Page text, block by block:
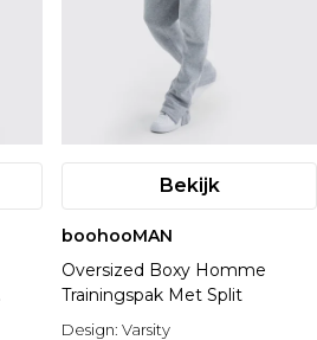
Bekijk
boohooMAN
Oversized Boxy Homme
Trainingspak Met Split
Design: Varsity